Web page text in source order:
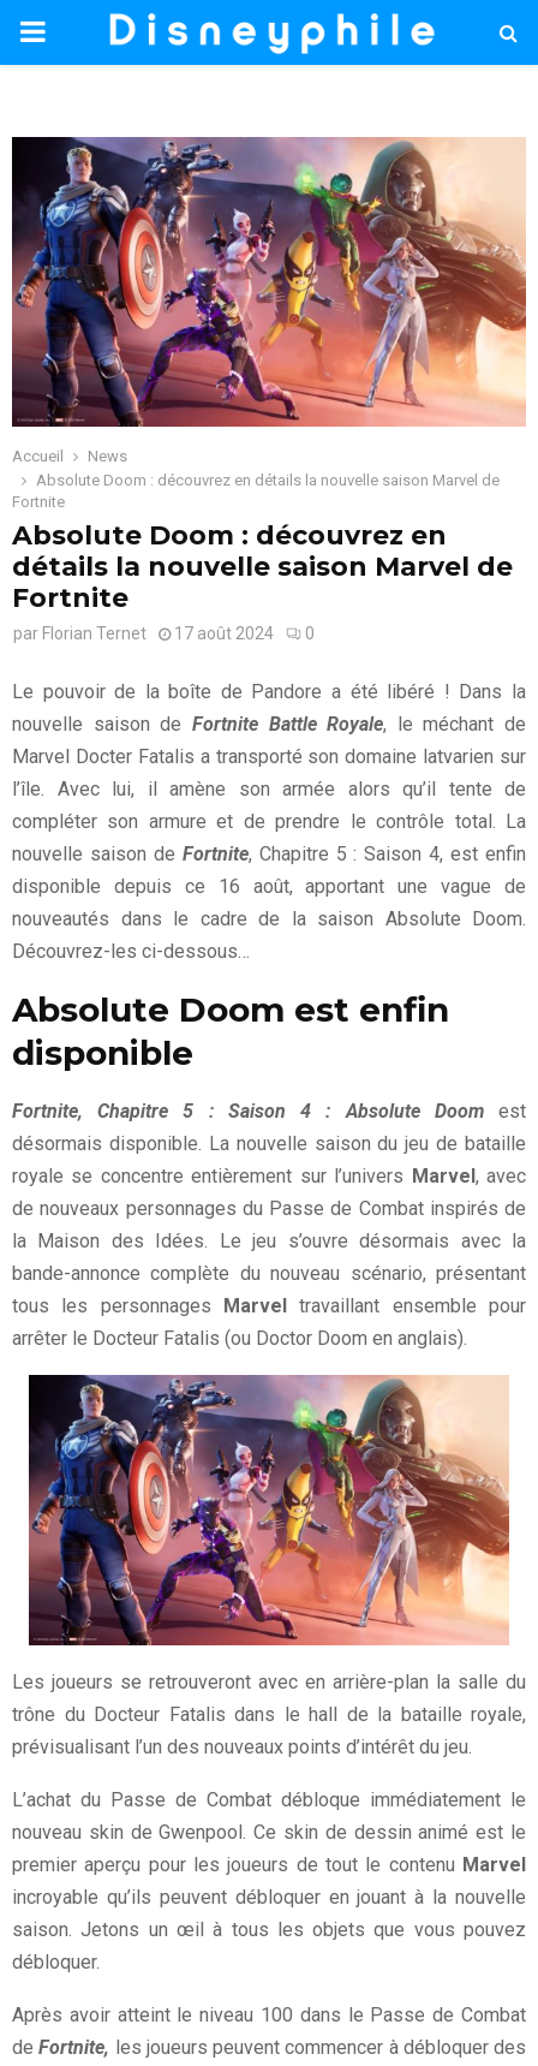
PRIMARY
Accueil
News
Absolute Doom : découvrez en détails la nouvelle saison Marvel de
Fortnite
Absolute Doom : découvrez en
détails la nouvelle saison Marvel de
Fortnite
par Florian Ternet 17 août 2024 0
Le pouvoir de la boîte de Pandore a été libéré ! Dans la
nouvelle saison de Fortnite Battle Royale, le méchant de
Marvel Docter Fatalis a transporté son domaine latvarien sur
l’île. Avec lui, il amène son armée alors qu’il tente de
compléter son armure et de prendre le contrôle total. La
nouvelle saison de Fortnite, Chapitre 5 : Saison 4, est enfin
disponible depuis ce 16 août, apportant une vague de
nouveautés dans le cadre de la saison Absolute Doom.
Découvrez-les ci-dessous…
Absolute Doom est enfin
disponible
Fortnite, Chapitre 5 : Saison 4 : Absolute Doom
est
désormais disponible. La nouvelle saison du jeu de bataille
royale se concentre entièrement sur l’univers Marvel, avec
de nouveaux personnages du Passe de Combat inspirés de
la Maison des Idées. Le jeu s’ouvre désormais avec la
bande-annonce complète du nouveau scénario, présentant
tous les personnages Marvel travaillant ensemble pour
arrêter le Docteur Fatalis (ou Doctor Doom en anglais).
Les joueurs se retrouveront avec en arrière-plan la salle du
trône du Docteur Fatalis dans le hall de la bataille royale,
prévisualisant l’un des nouveaux points d’intérêt du jeu.
L’achat du Passe de Combat débloque immédiatement le
nouveau skin de Gwenpool. Ce skin de dessin animé est le
premier aperçu pour les joueurs de tout le contenu Marvel
incroyable qu’ils peuvent débloquer en jouant à la nouvelle
saison. Jetons un œil à tous les objets que vous pouvez
débloquer.
Après avoir atteint le niveau 100 dans le Passe de Combat
deFortnite, les joueurs peuvent commencer à débloquer des